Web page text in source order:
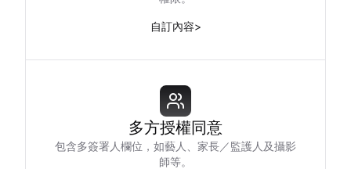
自訂內容>
多方授權同意
包含多簽署人欄位，如藝人、家長／監護人及攝影
師等。